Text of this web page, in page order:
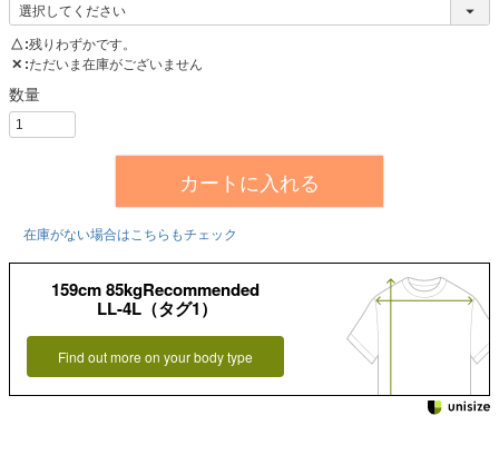
△ 残りわずかです。
✕ ただいま在庫がございません
カートに入れる
在庫がない場合はこちらもチェック
159cm 85kgRecommended
LL-4L（タグ1）
Find out more on your body type